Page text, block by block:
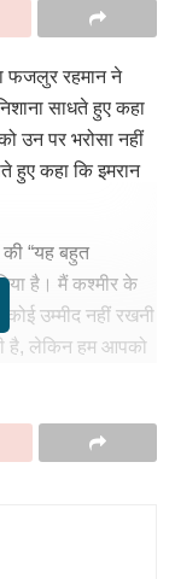
फजलुर रहमान ने
साधते हुए कहा
उन पर भरोसा नहीं
हुए कहा कि इमरान
“यह बहुत
है। मैं कश्मीर के
उम्मीद नहीं रखनी
है, लेकिन हम आपको